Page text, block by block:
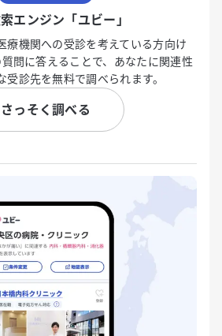
エンジン「ユビー」
療機関への受診を考えている方向け
問に答えることで、あなたに関連性
診先を無料で調べられます。
さっそく調べる